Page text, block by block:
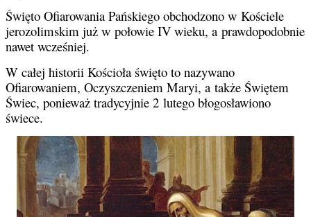
Święto Ofiarowania Pańskiego obchodzono w Kościele
jerozolimskim już w połowie IV wieku, a prawdopodobnie
nawet wcześniej.
W całej historii Kościoła święto to nazywano
Ofiarowaniem, Oczyszczeniem Maryi, a także Świętem
Świec, ponieważ tradycyjnie 2 lutego błogosławiono
świece.